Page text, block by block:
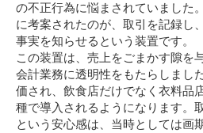
の不正行為に悩まされていました
に考案されたのが、取引を記録し
事実を知らせるという装置です。
この装置は、売上をごまかす隙を
会計業務に透明性をもたらしまし
価され、飲食店だけでなく衣料品
種で導入されるようになります。
という安心感は、当時としては画